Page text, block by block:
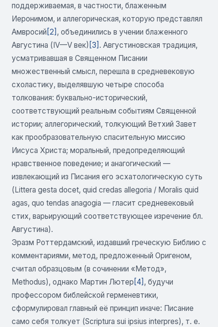
поддерживаемая, в частности, блаженным
Иеронимом, и аллегорическая, которую представлял
Амвросий [2] , объединились в учении блаженного
Августина (IV—V век) [3] . Августиновская традиция,
усматривавшая в Священном Писании
множественный смысл, перешла в средневековую
схоластику, выделявшую четыре способа
толкования: буквально-исторический,
соответствующий реальным событиям Священной
истории; аллегорический, толкующий Ветхий Завет
как прообразовательную спасительную миссию
Иисуса Христа; моральный, предопределяющий
нравственное поведение; и анагогический —
извлекающий из Писания его эсхатологическую суть
(Littera gesta docet, quid credas allegoria / Moralis quid
agas, quo tendas anagogia — гласит средневековый
стих, варьирующий соответствующее изречение бл.
Августина).
Эразм Роттердамский, издавший греческую Библию с
комментариями, метод, предложенный Оригеном,
считал образцовым (в сочинении «Метод»,
Methodus), однако Мартин Лютер [4] , будучи
профессором библейской герменевтики,
сформулировал главный её принцип иначе: Писание
само себя толкует (Scriptura sui ipsius interpres), т. е.